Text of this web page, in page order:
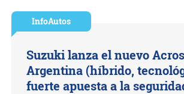
InfoAutos
Suzuki lanza el nuevo
Argentina (híbrido,
fuerte apuesta a la